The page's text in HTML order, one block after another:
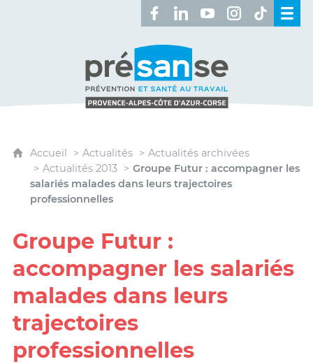
Retrouvez-nous sur Facebook
Retrouvez-nous sur
Retrouvez-nous sur
Retrouvez-
Accueil Actualités
Actualités archivées
Actualités 2013
Groupe Futur : accompagner les
salariés malades dans leurs trajectoires
professionnelles
Groupe Futur :
accompagner les salariés
malades dans leurs
trajectoires
professionnelles